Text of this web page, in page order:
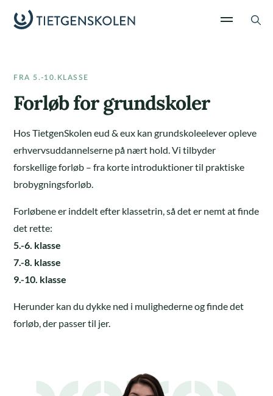
FRA 5.-10.KLASSE
Forløb for grundskoler
Hos TietgenSkolen eud & eux kan grundskoleelever opleve
erhvervsuddannelserne på nært hold. Vi tilbyder
forskellige forløb – fra korte introduktioner til praktiske
brobygningsforløb.
Forløbene er inddelt efter klassetrin, så det er nemt at finde
det rette:
5.-6. klasse
7.-8. klasse
9.-10. klasse
Herunder kan du dykke ned i mulighederne og finde det
forløb, der passer til jer.